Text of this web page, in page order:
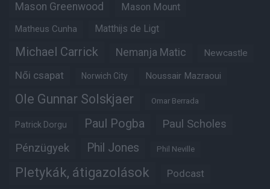
Mason Greenwood Mason Mount
Matheus Cunha Matthijs de Ligt
Michael Carrick Nemanja Matic Newcastle
Női csapat Norwich City Noussair Mazraoui
Ole Gunnar Solskjaer Omar Berrada
Patrick Dorgu Paul Pogba Paul Scholes
Pénzügyek Phil Jones Phil Neville
Pletykák, átigazolások Podcast